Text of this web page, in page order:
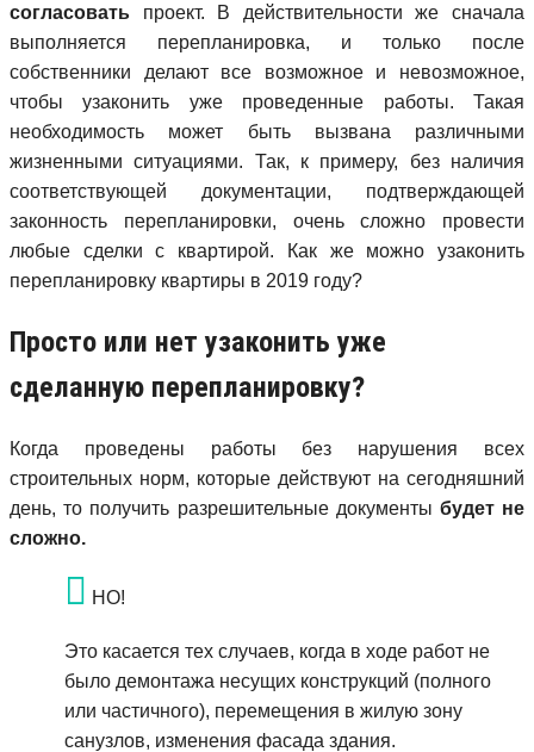
согласовать проект. В действительности же сначала
выполняется перепланировка, и только после
собственники делают все возможное и невозможное,
чтобы узаконить уже проведенные работы. Такая
необходимость может быть вызвана различными
жизненными ситуациями. Так, к примеру, без наличия
соответствующей документации, подтверждающей
законность перепланировки, очень сложно провести
любые сделки с квартирой. Как же можно узаконить
перепланировку квартиры в 2019 году?
Просто или нет узаконить уже
сделанную перепланировку?
Когда проведены работы без нарушения всех
строительных норм, которые действуют на сегодняшний
день, то получить разрешительные документы будет не
сложно.
НО!
Это касается тех случаев, когда в ходе работ не
было демонтажа несущих конструкций (полного
или частичного), перемещения в жилую зону
санузлов, изменения фасада здания.